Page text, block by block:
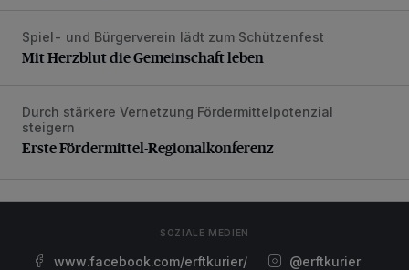
Mit Herzblut die Gemeinschaft leben
Spiel- und Bürgerverein lädt zum Schützenfest
Mit Herzblut die Gemeinschaft leben
Erste Fördermittel-Regionalkonferenz
Durch stärkere Vernetzung Fördermittelpotenzial
steigern
Erste Fördermittel-Regionalkonferenz
SOZIALE MEDIEN
www.facebook.com/erftkurier/ @erftkurier